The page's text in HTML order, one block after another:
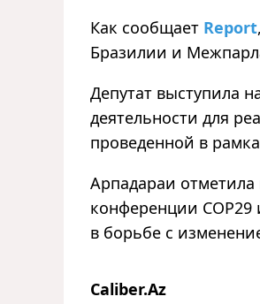
Как сообщает Report
Бразилии и
Депутат выступила
деятельности для
проведенной в
Арпадараи
конференции COP29
в борьбе с
Caliber.Az